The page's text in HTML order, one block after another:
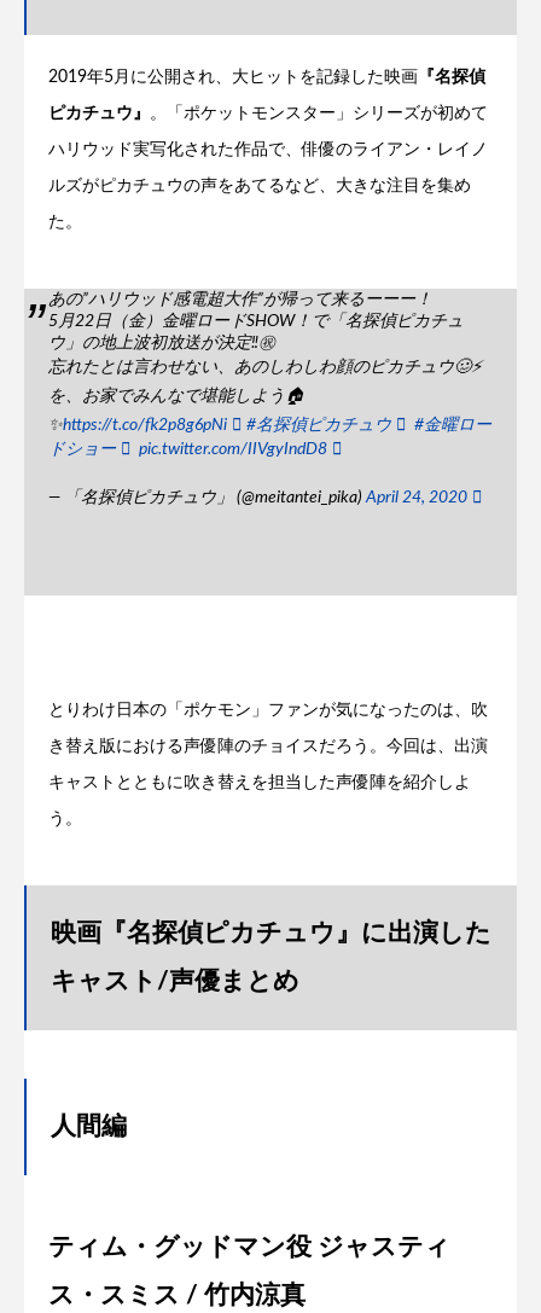
2019年5月に公開され、大ヒットを記録した映画 『名探偵
ピカチュウ』 。「ポケットモンスター」シリーズが初めて
ハリウッド実写化された作品で、俳優のライアン・レイノ
ルズがピカチュウの声をあてるなど、大きな注目を集め
た。
あの”ハリウッド感電超大作”が帰って来るーーー！
5月22日（金）金曜ロードSHOW！で「名探偵ピカチュ
ウ」の地上波初放送が決定‼㊗
忘れたとは言わせない、あのしわしわ顔のピカチュウ🥴⚡
を、お家でみんなで堪能しよう🏠
✨https://t.co/fk2p8g6pNi #名探偵ピカチュウ
#金曜ロー
ドショー
pic.twitter.com/IIVgyIndD8
— 「名探偵ピカチュウ」 (@meitantei_pika)April 24, 2020
とりわけ日本の「ポケモン」ファンが気になったのは、吹
き替え版における声優陣のチョイスだろう。今回は、出演
キャストとともに吹き替えを担当した声優陣を紹介しよ
う。
映画『名探偵ピカチュウ』に出演した
キャスト/声優まとめ
人間編
ティム・グッドマン役 ジャスティ
ス・スミス / 竹内涼真